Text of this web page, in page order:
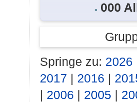
000
Springe zu: 2026
2017 | 2016 |
| 2006 | 2005 |